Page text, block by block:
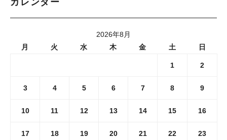
カレンダー
2026年8月
月
火 水 木 金 土 日
1 2
3 4 5 6 7 8 9
10 11 12 13 14 15 16
17 18 19 20 21 22 23